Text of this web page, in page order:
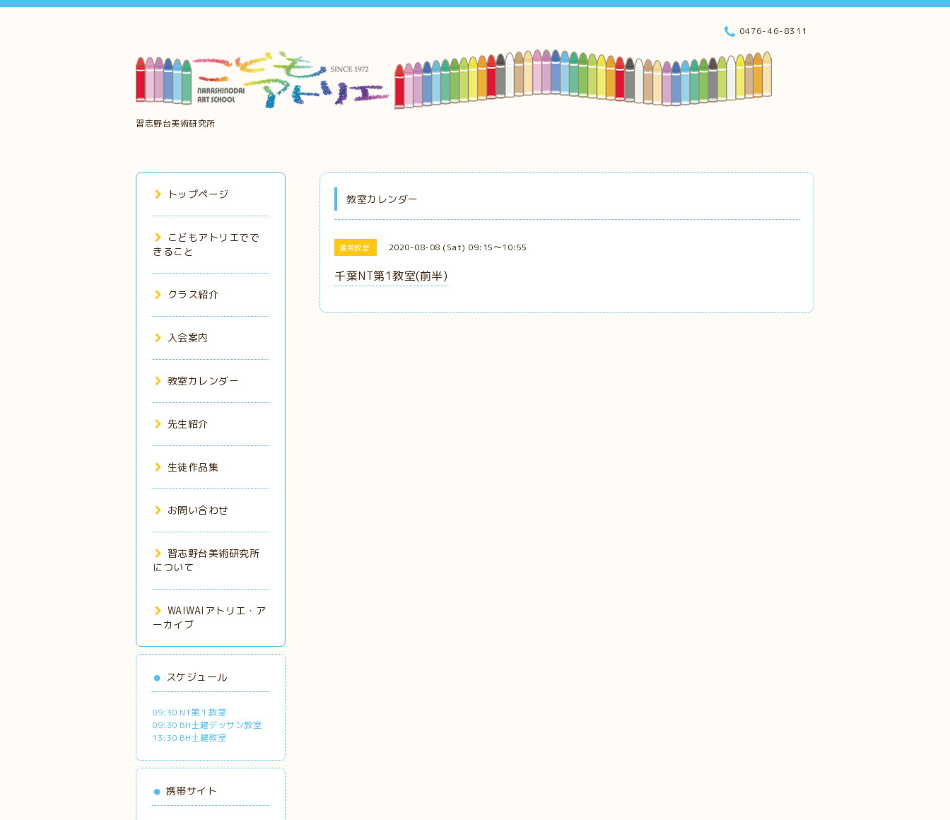
習志野台美術研究所
0476-46-8311
教室カレンダー
通常教室 2020-08-08 (Sat) 09:15～10:55
千葉NT第1教室(前半)
トップページ
こどもアトリエでで
きること
クラス紹介
入会案内
教室カレンダー
先生紹介
生徒作品集
お問い合わせ
習志野台美術研究所
について
WAIWAIアトリエ・ア
ーカイブ
スケジュール
09:30 NT第１教室
09:30 BH土曜デッサン教室
13:30 BH土曜教室
携帯サイト